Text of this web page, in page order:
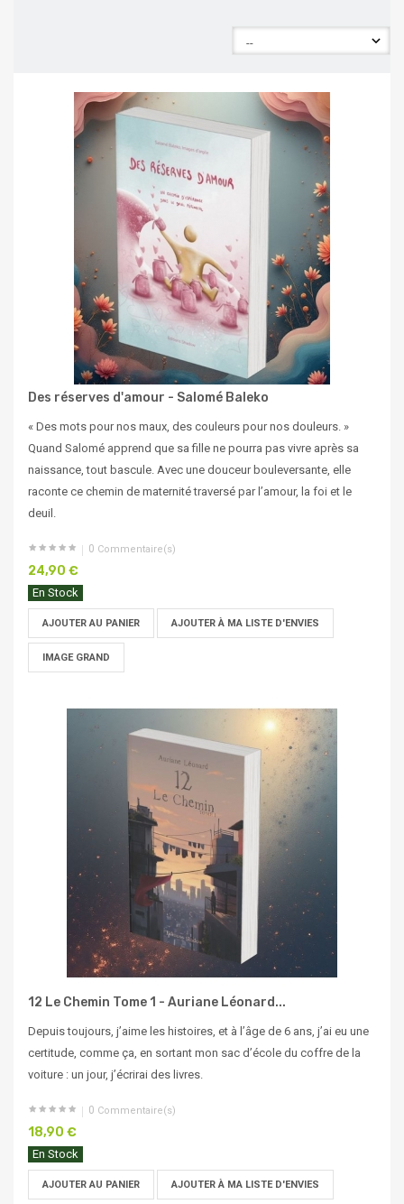
Des réserves d'amour - Salomé Baleko
« Des mots pour nos maux, des couleurs pour nos douleurs. »
Quand Salomé apprend que sa fille ne pourra pas vivre après sa
naissance, tout bascule. Avec une douceur bouleversante, elle
raconte ce chemin de maternité traversé par l’amour, la foi et le
deuil.
0 Commentaire(s)
24,90 €
En Stock
AJOUTER AU PANIER AJOUTER À MA LISTE D'ENVIES
IMAGE GRAND
12 Le Chemin Tome 1 - Auriane Léonard...
Depuis toujours, j’aime les histoires, et à l’âge de 6 ans, j’ai eu une
certitude, comme ça, en sortant mon sac d’école du coffre de la
voiture : un jour, j’écrirai des livres.
0 Commentaire(s)
18,90 €
En Stock
AJOUTER AU PANIER AJOUTER À MA LISTE D'ENVIES